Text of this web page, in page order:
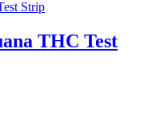
THC Test